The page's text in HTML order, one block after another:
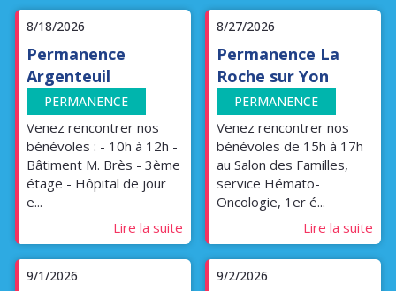
Permanence
Argenteuil
PERMANENCE
8/18/2026
Venez rencontrer nos
bénévoles : - 10h à 12h -
Bâtiment M. Brès - 3ème
étage - Hôpital de jour
e...
Lire la suite
Permanence La
Roche sur Yon
PERMANENCE
8/27/2026
Venez rencontrer nos
bénévoles de 15h à 17h
au Salon des Familles,
service Hémato-
Oncologie, 1er é...
Lire la suite
9/1/2026 9/2/2026